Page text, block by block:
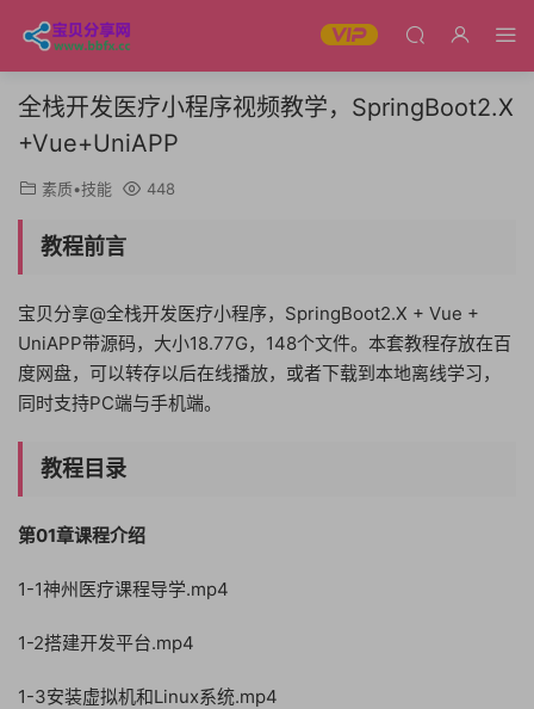
全栈开发医疗小程序视频教学，SpringBoot2.X
+Vue+UniAPP
素质•技能 448
教程前言
宝贝分享@全栈开发医疗小程序，SpringBoot2.X + Vue +
UniAPP带源码，大小18.77G，148个文件。本套教程存放在百
度网盘，可以转存以后在线播放，或者下载到本地离线学习，
同时支持PC端与手机端。
教程目录
第01章课程介绍
1-1神州医疗课程导学.mp4
1-2搭建开发平台.mp4
1-3安装虚拟机和Linux系统.mp4